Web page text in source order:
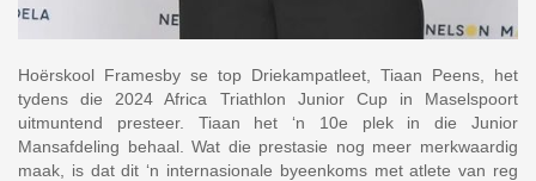
Hoërskool Framesby se top Driekampatleet, Tiaan Peens, het
tydens die 2024 Africa Triathlon Junior Cup in Maselspoort
uitmuntend presteer. Tiaan het ‘n 10e plek in die Junior
Mansafdeling behaal. Wat die prestasie nog meer merkwaardig
maak, is dat dit ‘n internasionale byeenkoms met atlete van reg